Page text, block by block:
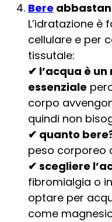
Bere
L’idratazione
cellulare e per
tissutale:
✔ l’acqua è
essenziale
corpo
quindi non
✔ quanto
peso corporeo
✔ scegliere
fibromialgia o
optare per
come